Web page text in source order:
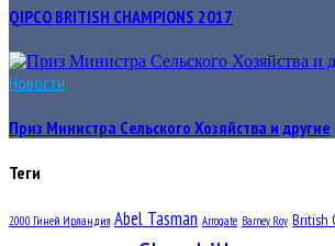
QIPCO BRITISH CHAMPIONS 2017
Новости
Приз Министра Сельского Хозяйства и другие
Теги
2000 Гиней Ирландия Abel Tasman Arrogate Barney Roy British